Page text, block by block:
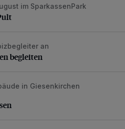
Pult im SparkassenPark
begleiten
an
begleiten
in Giesenkirchen